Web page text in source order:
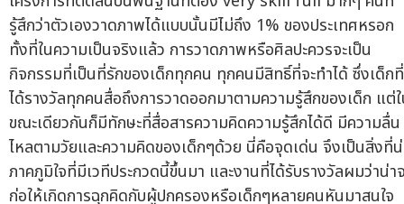
รู้สึกว่าตัวเองวาดภาพได้แบบนั้นมีไม่ถึง 1% ของประเทศหรอก
ทั้งที่ในความเป็นจริงแล้ว การวาดภาพหรือศิลปะควรจะเป็น
กิจกรรมที่เป็นที่รักของเด็กทุกคน ทุกคนมีสิทธิ์ที่จะทำได้ ซึ่งเด็กที่
ได้รางวัลทุกคนสื่อถึงการวาดออกมาตามความรู้สึกของเด็ก แต่
ขณะเดียวกันก็มีทักษะที่สื่อสารความคิดความรู้สึกได้ดี มีความลื่น
ไหลตามวัยและความคิดของเด็กๆด้วย นี่คือจุดเด่น จึงเป็นสิ่งที่
ภาคภูมิใจที่มีเวทีประกวดนี้ขึ้นมา และงานที่ได้รับรางวัลผมว่าน่า
ก่อให้เกิดการฉุกคิดกับผู้ปกครองหรือเด็กๆหลายคนหันมาสนใจ